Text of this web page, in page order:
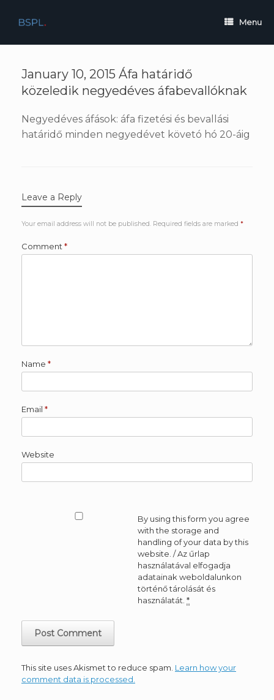
content
Menu
January 10, 2015 Áfa határidő
közeledik negyedéves áfabevallóknak
Negyedéves áfások: áfa fizetési és bevallási
határidő minden negyedévet követó hó 20-áig
Leave a Reply
Your email address will not be published. Required fields are marked *
Comment *
Name *
Email *
Website
By using this form you agree
with the storage and
handling of your data by this
website. / Az űrlap
használatával elfogadja
adatainak weboldalunkon
történő tárolását és
használatát. *
This site uses Akismet to reduce spam. Learn how your
comment data is processed.